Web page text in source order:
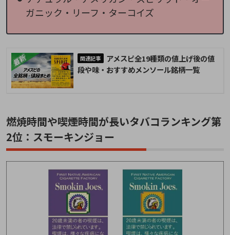
ガニック・リーフ・ターコイズ
アメスピ全19種類の値上げ後の値
段や味・おすすめメンソール銘柄一覧
燃焼時間や喫煙時間が長いタバコランキング第
2位：スモーキンジョー